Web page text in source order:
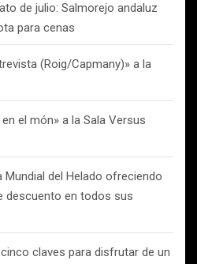
de julio: Salmorejo andaluz
para cenas
(Roig/Capmany)» a la
el món» a la Sala Versus
Mundial del Helado ofreciendo
descuento en todos sus
claves para disfrutar de un